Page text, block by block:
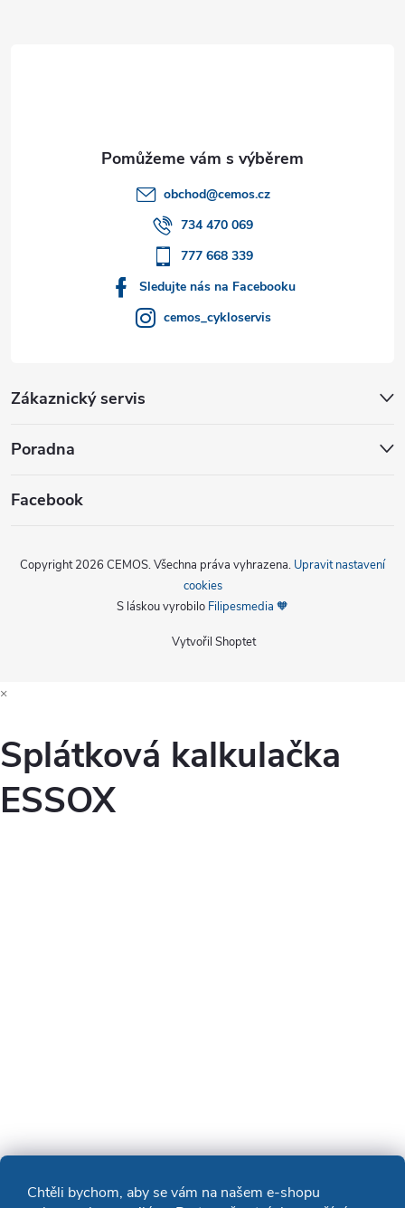
Chtěli bychom, aby se vám na našem e-shopu
obchod@cemos.cz
734 470 069
777 668 339
Sledujte nás na Facebooku
cemos_cykloservis
Zákaznický servis
Poradna
Facebook
Vytvořil Shoptet
Copyright 2026 CEMOS. Všechna práva vyhrazena. Upravit nastavení
cookies
S láskou vyrobilo Filipesmedia 🧡
×
Splátková kalkulačka
ESSOX